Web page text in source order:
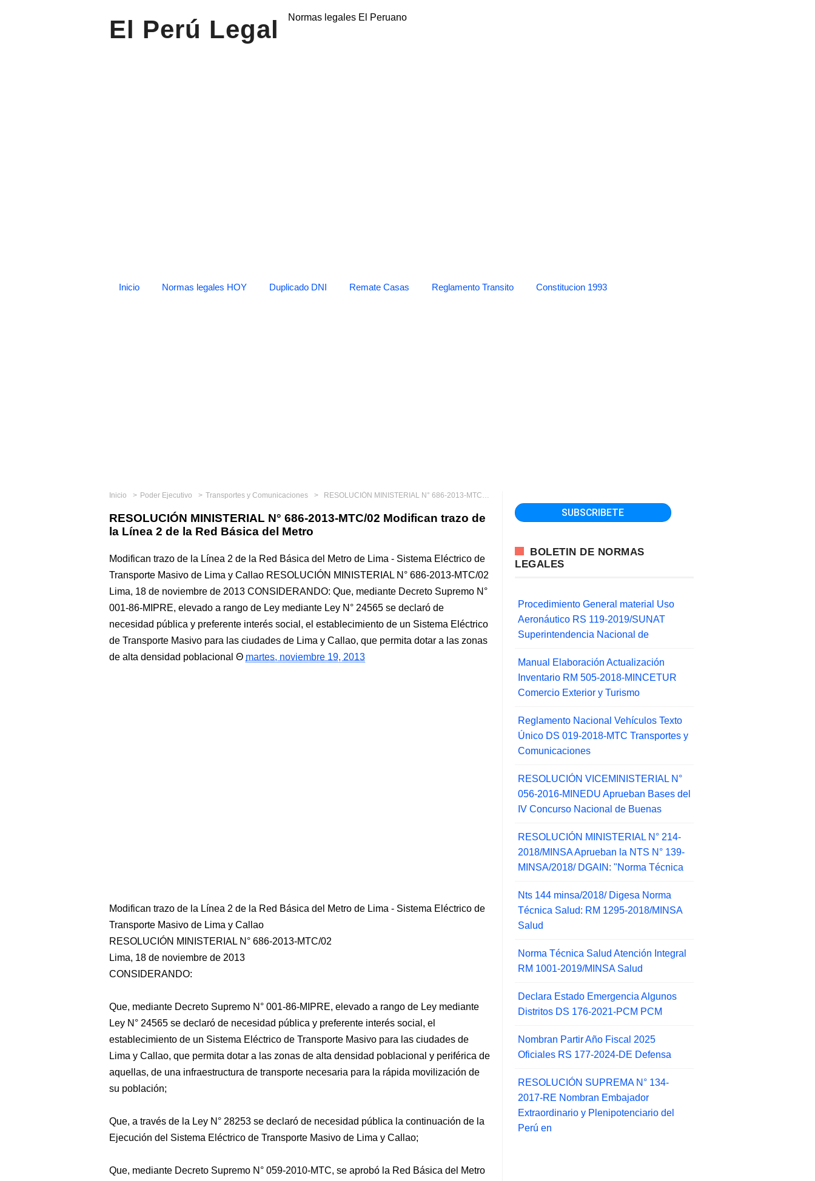
El Perú Legal Normas legales El Peruano
Inicio Normas legales HOY Duplicado DNI Remate Casas Reglamento Transito Constitucion 1993
Inicio Poder Ejecutivo Transportes y Comunicaciones RESOLUCIÓN MINISTERIAL N° 686-2013-MTC/02 Modifican trazo de la Línea 2 de la Red Básica del Metro
RESOLUCIÓN MINISTERIAL N° 686-2013-MTC/02 Modifican trazo de
la Línea 2 de la Red Básica del Metro
Modifican trazo de la Línea 2 de la Red Básica del Metro de Lima - Sistema Eléctrico de
Transporte Masivo de Lima y Callao RESOLUCIÓN MINISTERIAL N° 686-2013-MTC/02
Lima, 18 de noviembre de 2013 CONSIDERANDO: Que, mediante Decreto Supremo N°
001-86-MIPRE, elevado a rango de Ley mediante Ley N° 24565 se declaró de
necesidad pública y preferente interés social, el establecimiento de un Sistema Eléctrico
de Transporte Masivo para las ciudades de Lima y Callao, que permita dotar a las zonas
de alta densidad poblacional
martes, noviembre 19, 2013
Modifican trazo de la Línea 2 de la Red Básica del Metro de Lima - Sistema Eléctrico de
Transporte Masivo de Lima y Callao
RESOLUCIÓN MINISTERIAL N° 686-2013-MTC/02
Lima, 18 de noviembre de 2013
CONSIDERANDO:
Que, mediante Decreto Supremo N° 001-86-MIPRE, elevado a rango de Ley mediante
Ley N° 24565 se declaró de necesidad pública y preferente interés social, el
establecimiento de un Sistema Eléctrico de Transporte Masivo para las ciudades de
Lima y Callao, que permita dotar a las zonas de alta densidad poblacional y periférica de
aquellas, de una infraestructura de transporte necesaria para la rápida movilización de
su población;
Que, a través de la Ley N° 28253 se declaró de necesidad pública la continuación de la
Ejecución del Sistema Eléctrico de Transporte Masivo de Lima y Callao;
Que, mediante Decreto Supremo N° 059-2010-MTC, se aprobó la Red Básica del Metro
BOLETIN DE NORMAS
LEGALES
Procedimiento General material Uso
Aeronáutico RS 119-2019/SUNAT
Superintendencia Nacional de
Manual Elaboración Actualización
Inventario RM 505-2018-MINCETUR
Comercio Exterior y Turismo
Reglamento Nacional Vehículos Texto
Único DS 019-2018-MTC Transportes y
Comunicaciones
RESOLUCIÓN VICEMINISTERIAL N°
056-2016-MINEDU Aprueban Bases del
IV Concurso Nacional de Buenas
RESOLUCIÓN MINISTERIAL N° 214-
2018/MINSA Aprueban la NTS N° 139-
MINSA/2018/ DGAIN: "Norma Técnica
Nts 144 minsa/2018/ Digesa Norma
Técnica Salud: RM 1295-2018/MINSA
Salud
Norma Técnica Salud Atención Integral
RM 1001-2019/MINSA Salud
Declara Estado Emergencia Algunos
Distritos DS 176-2021-PCM PCM
Nombran Partir Año Fiscal 2025
Oficiales RS 177-2024-DE Defensa
RESOLUCIÓN SUPREMA N° 134-
2017-RE Nombran Embajador
Extraordinario y Plenipotenciario del
Perú en